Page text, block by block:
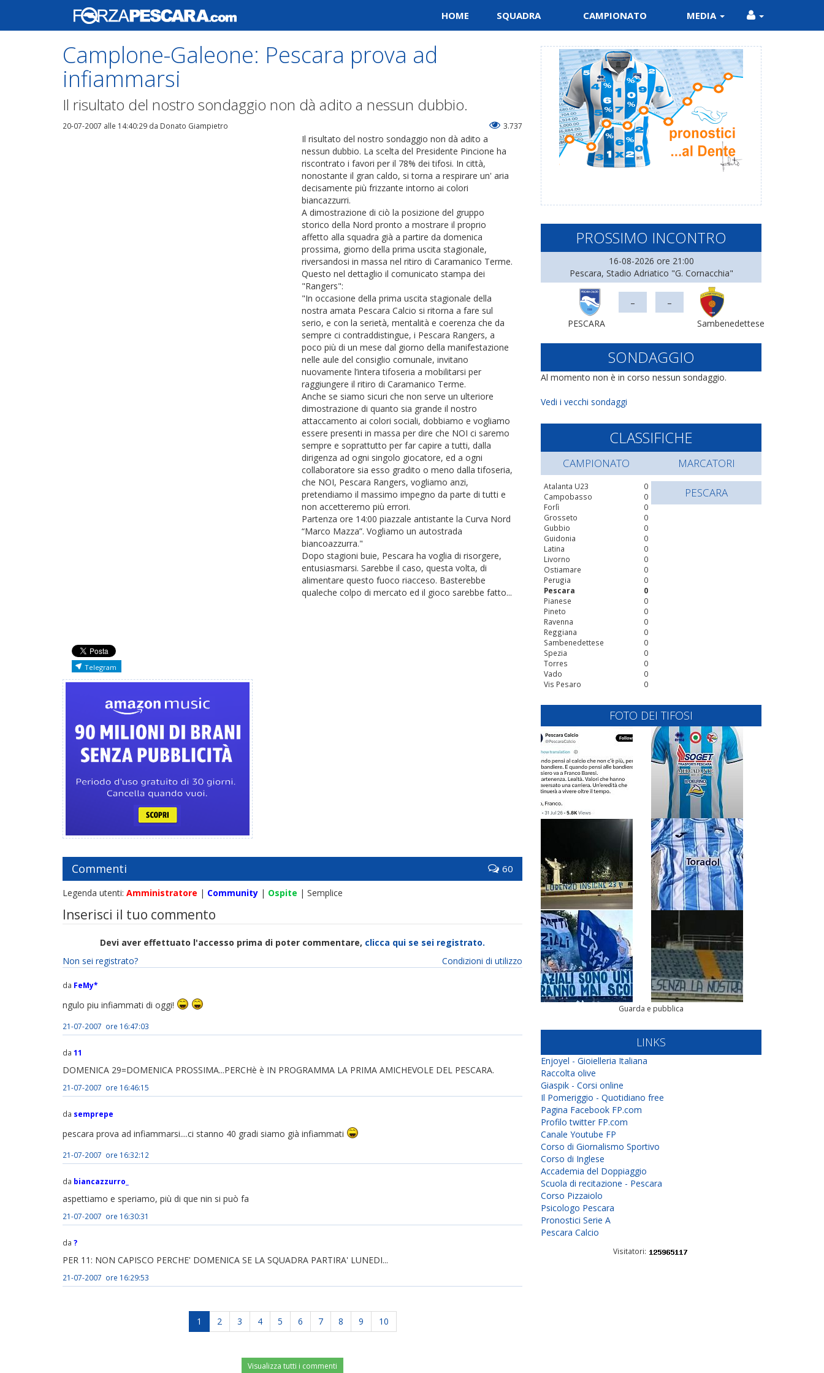
HOME SQUADRA CAMPIONATO MEDIA
Camplone-Galeone: Pescara prova ad
infiammarsi
Il risultato del nostro sondaggio non dà adito a nessun dubbio.
20-07-2007 alle 14:40:29 da Donato Giampietro 3.737
Il risultato del nostro sondaggio non dà adito a
nessun dubbio. La scelta del Presidente Pincione ha
riscontrato i favori per il 78% dei tifosi. In città,
nonostante il gran caldo, si torna a respirare un' aria
decisamente più frizzante intorno ai colori
biancazzurri.
A dimostrazione di ciò la posizione del gruppo
storico della Nord pronto a mostrare il proprio
affetto alla squadra già a partire da domenica
prossima, giorno della prima uscita stagionale,
riversandosi in massa nel ritiro di Caramanico Terme.
Questo nel dettaglio il comunicato stampa dei
"Rangers":
"In occasione della prima uscita stagionale della
nostra amata Pescara Calcio si ritorna a fare sul
serio, e con la serietà, mentalità e coerenza che da
sempre ci contraddistingue, i Pescara Rangers, a
poco più di un mese dal giorno della manifestazione
nelle aule del consiglio comunale, invitano
nuovamente l’intera tifoseria a mobilitarsi per
raggiungere il ritiro di Caramanico Terme.
Anche se siamo sicuri che non serve un ulteriore
dimostrazione di quanto sia grande il nostro
attaccamento ai colori sociali, dobbiamo e vogliamo
essere presenti in massa per dire che NOI ci saremo
sempre e soprattutto per far capire a tutti, dalla
dirigenza ad ogni singolo giocatore, ed a ogni
collaboratore sia esso gradito o meno dalla tifoseria,
che NOI, Pescara Rangers, vogliamo anzi,
pretendiamo il massimo impegno da parte di tutti e
non accetteremo più errori.
Partenza ore 14:00 piazzale antistante la Curva Nord
“Marco Mazza”. Vogliamo un autostrada
biancoazzurra."
Dopo stagioni buie, Pescara ha voglia di risorgere,
entusiasmarsi. Sarebbe il caso, questa volta, di
alimentare questo fuoco riacceso. Basterebbe
qualeche colpo di mercato ed il gioco sarebbe fatto...
Telegram
Commenti 60
Legenda utenti: Amministratore | Community | Ospite | Semplice
Inserisci il tuo commento
Devi aver effettuato l'accesso prima di poter commentare, clicca qui se sei registrato.
Condizioni di utilizzo
Non sei registrato?
da FeMy*
ngulo piu infiammati di oggi!
21-07-2007 ore 16:47:03
da 11
DOMENICA 29=DOMENICA PROSSIMA...PERCHè è IN PROGRAMMA LA PRIMA AMICHEVOLE DEL PESCARA.
21-07-2007 ore 16:46:15
da semprepe
pescara prova ad infiammarsi....ci stanno 40 gradi siamo già infiammati
21-07-2007 ore 16:32:12
da biancazzurro_
aspettiamo e speriamo, più di que nin si può fa
21-07-2007 ore 16:30:31
da ?
PER 11: NON CAPISCO PERCHE' DOMENICA SE LA SQUADRA PARTIRA' LUNEDI...
21-07-2007 ore 16:29:53
1 2 3 4 5 6 7 8 9 10
Visualizza tutti i commenti
PROSSIMO INCONTRO
16-08-2026 ore 21:00
Pescara, Stadio Adriatico "G. Cornacchia"
PESCARA
- -
Sambenedettese
SONDAGGIO
Al momento non è in corso nessun sondaggio.
Vedi i vecchi sondaggi
CLASSIFICHE
CAMPIONATO
0
Atalanta U23
0
Campobasso
0
Forlì
0
Grosseto
0
Gubbio
0
Guidonia
0
Latina
0
Livorno
0
Ostiamare
0
Perugia
0
Pescara
0
Pianese
0
Pineto
0
Ravenna
0
Reggiana
0
Sambenedettese
0
Spezia
0
Torres
0
Vado
0
Vis Pesaro
MARCATORI
PESCARA
FOTO DEI TIFOSI
Guarda e pubblica
LINKS
Enjoyel - Gioielleria Italiana
Raccolta olive
Giaspik - Corsi online
Il Pomeriggio - Quotidiano free
Pagina Facebook FP.com
Profilo twitter FP.com
Canale Youtube FP
Corso di Giornalismo Sportivo
Corso di Inglese
Accademia del Doppiaggio
Scuola di recitazione - Pescara
Corso Pizzaiolo
Psicologo Pescara
Pronostici Serie A
Pescara Calcio
Visitatori: